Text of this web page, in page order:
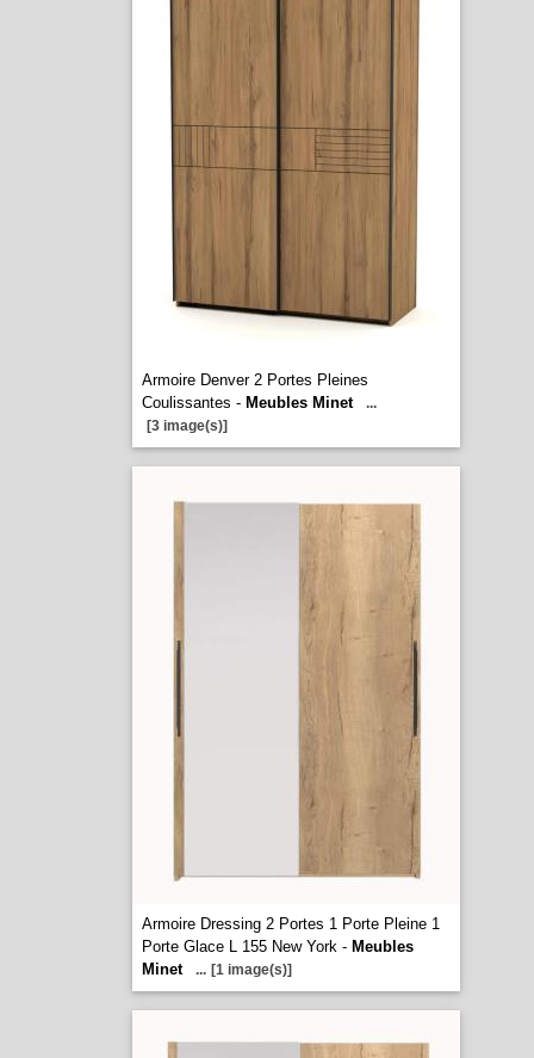
Armoire Denver 2 Portes Pleines
Coulissantes - Meubles Minet
...
[3 image(s)]
Armoire Dressing 2 Portes 1 Porte Pleine 1
Porte Glace L 155 New York - Meubles
Minet
... [1 image(s)]